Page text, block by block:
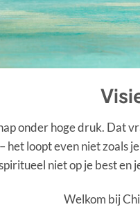
onder hoge druk. Dat
het loopt even niet
niet op je best en
Welkom bij